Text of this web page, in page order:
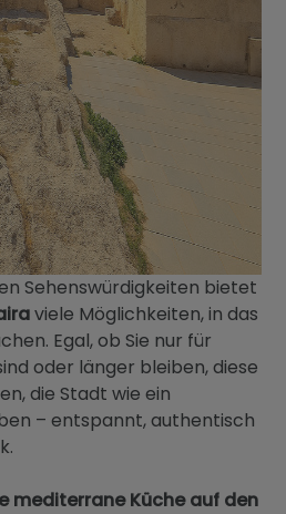
Sehenswürdigkeiten bietet
viele Möglichkeiten, in das
Egal, ob Sie nur für
oder länger bleiben, diese
die Stadt wie ein
– entspannt, authentisch
mediterrane Küche auf den